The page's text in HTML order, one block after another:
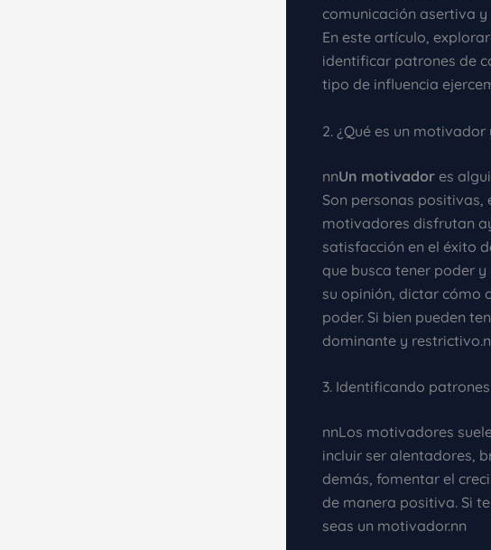
comunicación asertiva
En este artículo,
identificar patrones de
tipo de influencia
2. ¿Qué es un
nnUn motivador es
Son personas positivas,
motivadores disfrutan
satisfacción en el éxito
que busca tener poder
su opinión, dictar cómo
poder. Si bien pueden
dominante y
3. Identificando
nnLos motivadores
incluir ser alentadores,
demás, fomentar el
de manera positiva. Si
seas un motivador.nn